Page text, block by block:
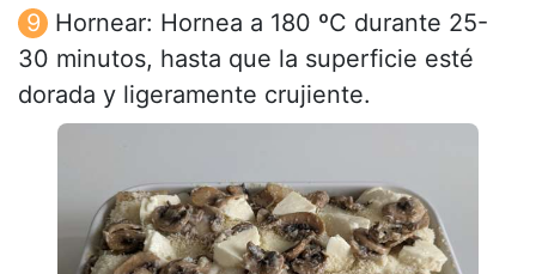
Hornear: Hornea a 180 ºC durante 25-
30 minutos, hasta que la superficie esté
dorada y ligeramente crujiente.